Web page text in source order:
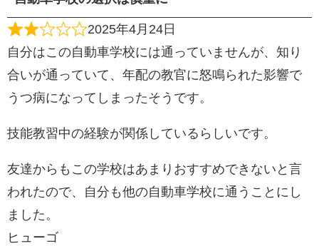
2025年4月24日
自分はこの自動車学校には通っていませんが、知り
合いが通っていて、年配の教官に怒鳴られた影響で
うつ病になってしまったそうです。
技能教習中の経験が関係しているらしいです。
友達からもこの学校はあまりおすすめできないと言
われたので、自分も他の自動車学校に通うことにし
ました。
ヒューゴ